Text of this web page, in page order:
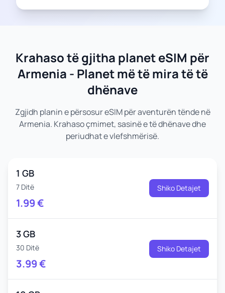
Krahaso të gjitha planet eSIM për
Armenia - Planet më të mira të të
dhënave
Zgjidh planin e përsosur eSIM për aventurën tënde në
Armenia. Krahaso çmimet, sasinë e të dhënave dhe
periudhat e vlefshmërisë.
1 GB
7 Ditë
1.99€
Shiko Detajet
3 GB
30 Ditë
3.99€
Shiko Detajet